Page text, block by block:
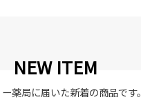
NEW ITEM
薬局に届いた新着の商品です。